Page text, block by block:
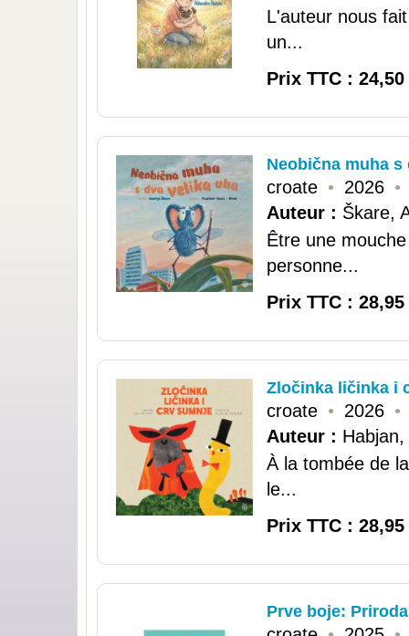
L'auteur nous
un...
Prix TTC : 24,50
Neobična muha s
croate • 2026 •
Auteur : Škare,
Être une
personne...
Prix TTC : 28,95
Zločinka ličinka i
croate • 2026 •
Auteur :
À la tombée de
le...
Prix TTC : 28,95
Prve boje: Priroda